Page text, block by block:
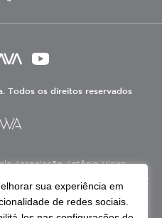
Todos os direitos reservados
Associação Antônio Vieira
sem fins lucrativos, filantrópica,
e beneficente, certificada
Social (CEBAS), nas áreas
sua experiência em
de redes sociais.